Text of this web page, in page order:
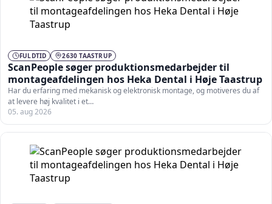
FULDTID 2630 TAASTRUP
ScanPeople søger produktionsmedarbejder til
montageafdelingen hos Heka Dental i Høje Taastrup
Har du erfaring med mekanisk og elektronisk montage, og motiveres du af
at levere høj kvalitet i et…
05. aug 2026